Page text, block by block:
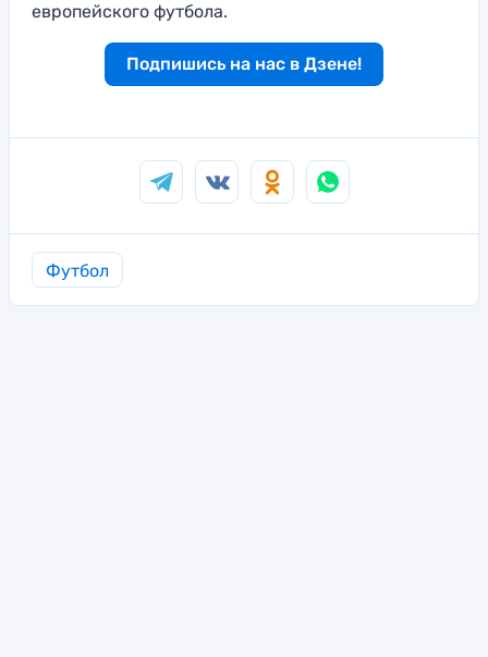
европейского футбола.
Подпишись на нас в Дзене!
Футбол